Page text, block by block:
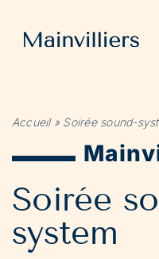
contenu
Accueil» Soirée sound-
Soirée
system